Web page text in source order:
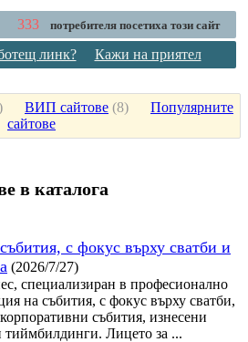
333 потребителя посетиха този сайт
линк? Кажи на приятел
ВИП сайтове (8) Популярните
сайтове
в каталога
с фокус върху сватби и
(2026/7/27)
специализиран в професионално
на събития, с фокус върху сватби,
събития, изнесени
Лицето за ...